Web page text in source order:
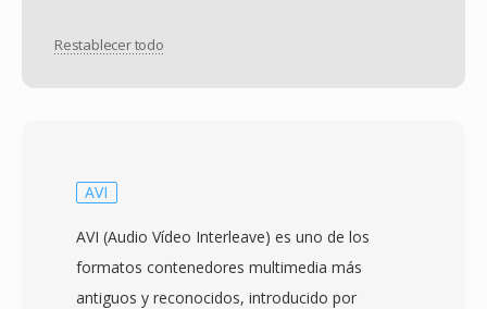
Restablecer todo
AVI
AVI (Audio Vídeo Interleave) es uno de los
formatos contenedores multimedia más
antiguos y reconocidos, introducido por